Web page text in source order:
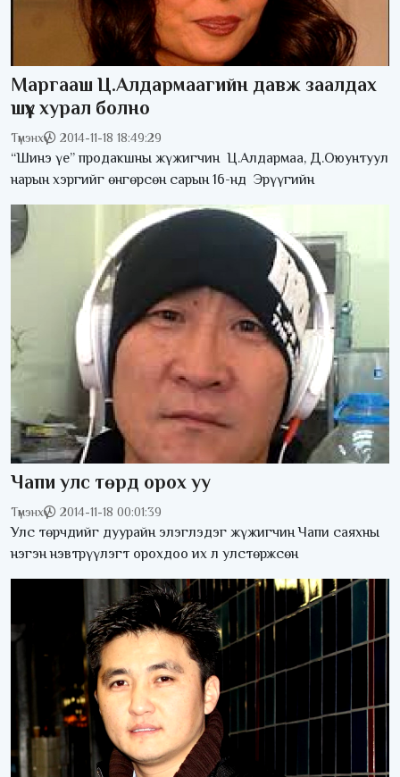
Маргааш Ц.Алдармаагийн давж заалдах
шүүх хурал болно
Түмэнхүү 2014-11-18 18:49:29
“Шинэ үе” продакшны жүжигчин Ц.Алдармаа, Д.Оюунтуул
нарын хэргийг өнгөрсөн сарын 16-нд Эрүүгийн
Чапи улс төрд орох уу
Түмэнхүү 2014-11-18 00:01:39
Улс төрчдийг дуурайн элэглэдэг жүжигчин Чапи саяхны
нэгэн нэвтрүүлэгт орохдоо их л улстөржсөн